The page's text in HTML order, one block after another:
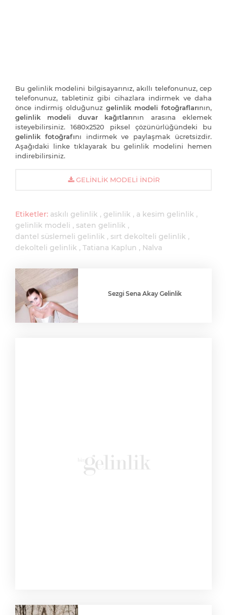
Bu gelinlik modelini bilgisayarınız, akıllı telefonunuz, cep
telefonunuz, tabletiniz gibi cihazlara indirmek ve daha
önce indirmiş olduğunuz gelinlik modeli fotoğraflarının,
gelinlik modeli duvar kağıtlarının arasına eklemek
isteyebilirsiniz. 1680x2520 piksel çözünürlüğündeki bu
gelinlik fotoğrafını indirmek ve paylaşmak ücretsizdir.
Aşağıdaki linke tıklayarak bu gelinlik modelini hemen
indirebilirsiniz.
GELINLIK MODELI İNDIR
Etiketler: askılı gelinlik gelinlik
a kesim gelinlik
gelinlik modeli
saten gelinlik
dantel süslemeli gelinlik
sırt dekolteli gelinlik
dekolteli gelinlik
Tatiana Kaplun Nalva
Sezgi Sena Akay Gelinlik